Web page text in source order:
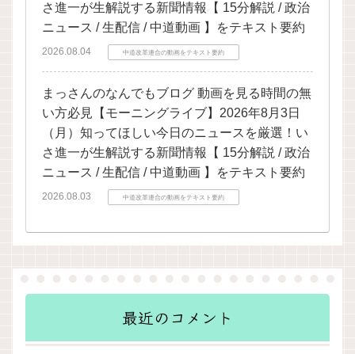
さ進一が生解説する新聞情報【 15分解説 / 政治
ニュース / 生配信 / 中道動画 】をテキスト要約
2026.08.04 中道改革連合の動画をテキスト要約
まっさんのなんでもブログ 動画を見る時間の無
い方必見【モーニングライブ】2026年8月3日
（月）知ってほしい今日のニュースを厳選！い
さ進一が生解説する新聞情報【 15分解説 / 政治
ニュース / 生配信 / 中道動画 】をテキスト要約
2026.08.03 中道改革連合の動画をテキスト要約
最近のコメント